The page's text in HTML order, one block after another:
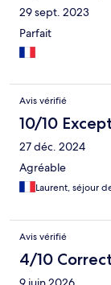
29 sept. 2023
Parfait
Avis vérifié
10/10
27 déc. 2024
Agréable
Laurent, séjour
Avis vérifié
4/10 Correct